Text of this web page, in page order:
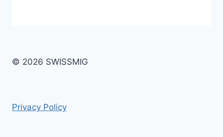
© 2026 SWISSMIG
Privacy Policy